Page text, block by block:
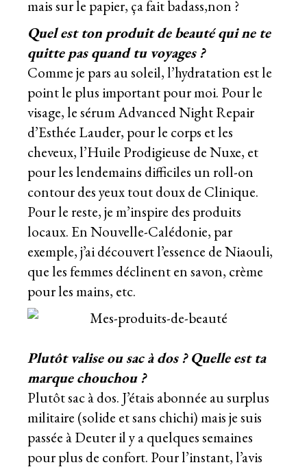
mais sur le papier, ça fait badass,non ?
Quel est ton produit de beauté qui ne te
quitte pas quand tu voyages ?
Comme je pars au soleil, l’hydratation est le
point le plus important pour moi. Pour le
visage, le sérum Advanced Night Repair
d’Esthée Lauder, pour le corps et les
cheveux, l’Huile Prodigieuse de Nuxe, et
pour les lendemains difficiles un roll-on
contour des yeux tout doux de Clinique.
Pour le reste, je m’inspire des produits
locaux. En Nouvelle-Calédonie, par
exemple, j’ai découvert l’essence de Niaouli,
que les femmes déclinent en savon, crème
pour les mains, etc.
Plutôt valise ou sac à dos ? Quelle est ta
marque chouchou ?
Plutôt sac à dos. J’étais abonnée au surplus
militaire (solide et sans chichi) mais je suis
passée à Deuter il y a quelques semaines
pour plus de confort. Pour l’instant, l’avis